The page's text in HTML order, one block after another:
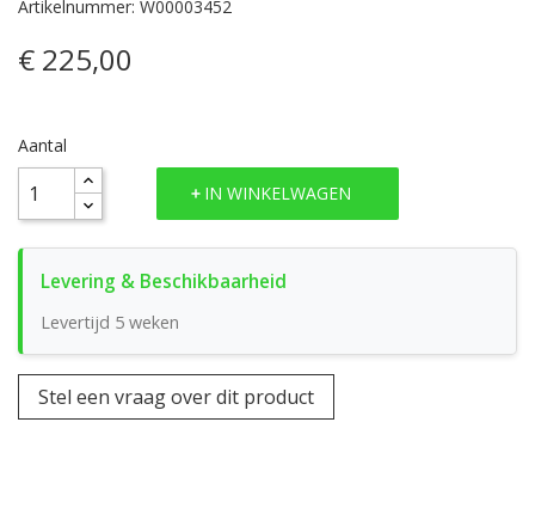
Artikelnummer: W00003452
€ 225,00
Aantal
IN WINKELWAGEN
Levertijd 5 weken
Stel een vraag over dit product